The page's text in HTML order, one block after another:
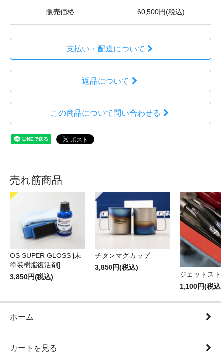
販売価格 60,500円(税込)
支払い・配送について
返品について
この商品について問い合わせる
売れ筋商品
OS SUPER GLOSS [未
塗装樹脂復活剤]
3,850円(税込)
チタンマグカップ
3,850円(税込)
ジェットス
1,100円(税
ホーム
カートを見る